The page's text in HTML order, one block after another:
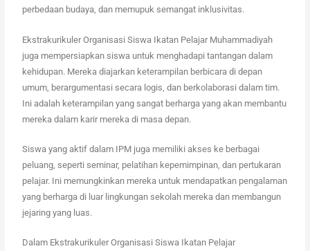
perbedaan budaya, dan memupuk semangat inklusivitas.
Ekstrakurikuler Organisasi Siswa Ikatan Pelajar Muhammadiyah
juga mempersiapkan siswa untuk menghadapi tantangan dalam
kehidupan. Mereka diajarkan keterampilan berbicara di depan
umum, berargumentasi secara logis, dan berkolaborasi dalam tim.
Ini adalah keterampilan yang sangat berharga yang akan membantu
mereka dalam karir mereka di masa depan.
Siswa yang aktif dalam IPM juga memiliki akses ke berbagai
peluang, seperti seminar, pelatihan kepemimpinan, dan pertukaran
pelajar. Ini memungkinkan mereka untuk mendapatkan pengalaman
yang berharga di luar lingkungan sekolah mereka dan membangun
jejaring yang luas.
Dalam Ekstrakurikuler Organisasi Siswa Ikatan Pelajar